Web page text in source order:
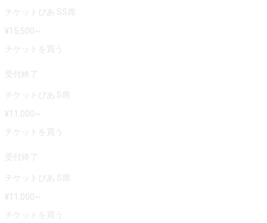
チケットぴあ SS席
¥15,500~
チケットを買う
受付終了
チケットぴあ S席
¥11,000~
チケットを買う
受付終了
チケットぴあ S席
¥11,000~
チケットを買う